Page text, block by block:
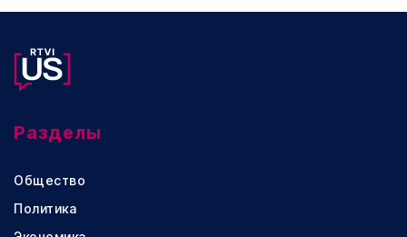
Разделы
Общество
Политика